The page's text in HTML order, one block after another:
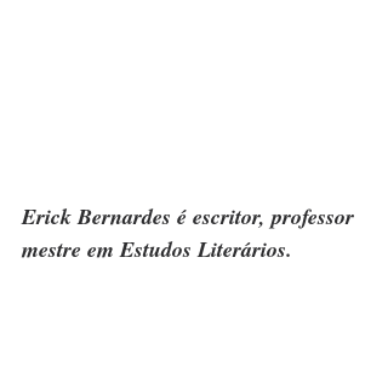
Erick Bernardes é escritor, professor
mestre em Estudos Literários.